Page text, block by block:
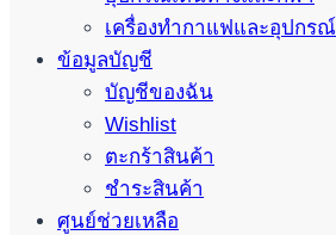
เครื่องทำกาแฟและอุปกรณ์
ข้อมูลบัญชี
บัญชีของฉัน
Wishlist
ตะกร้าสินค้า
ชำระสินค้า
ศูนย์ช่วยเหลือ